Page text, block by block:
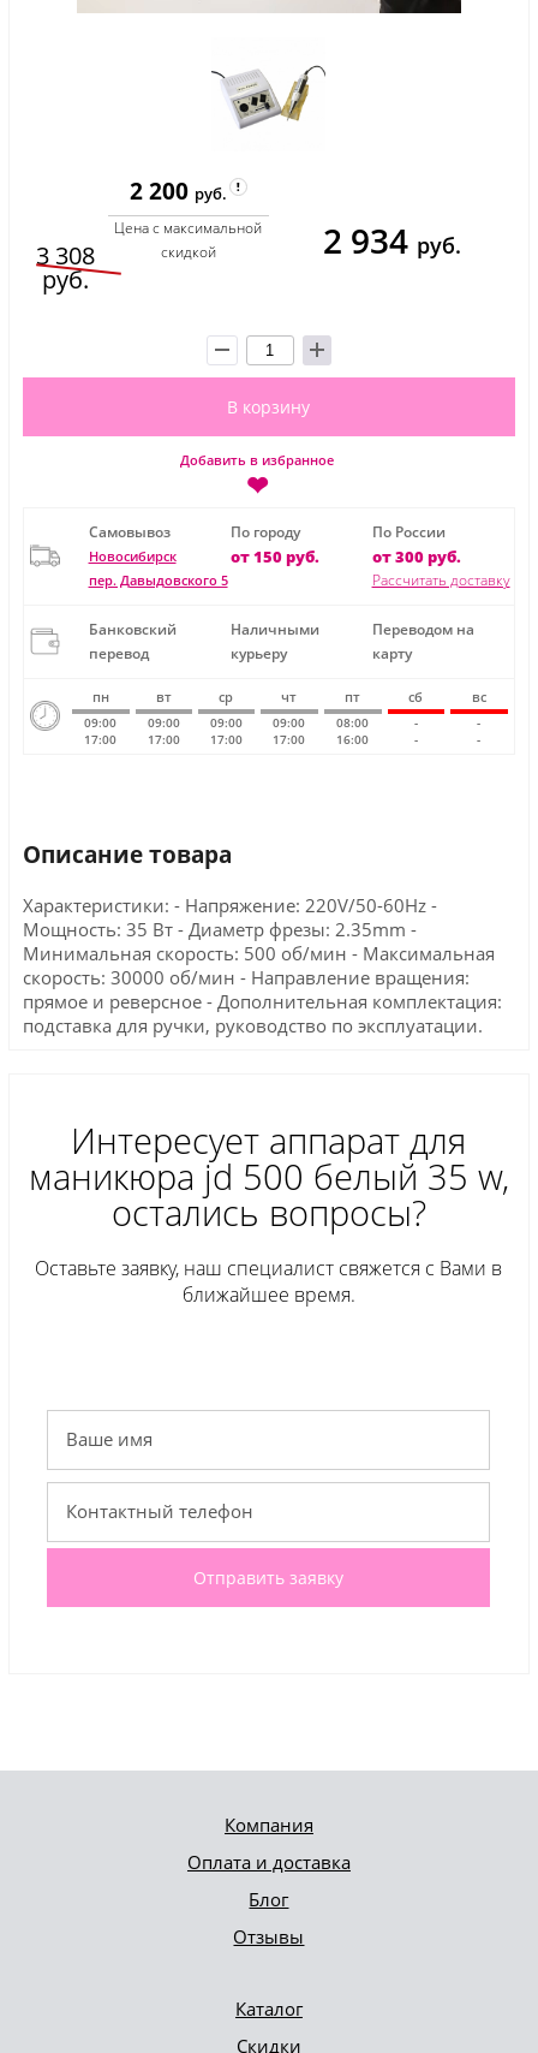
3 308
руб.
2 200 руб.
Цена с максимальной
скидкой
2 934 руб.
В корзину
Добавить в избранное
❤
Самовывоз
Новосибирск
пер. Давыдовского 5
По городу
от 150 руб.
По России
от 300 руб.
Рассчитать доставку
Банковский
перевод
Наличными
курьеру
Переводом на
карту
пн вт ср чт пт сб вс
09:00
17:00
09:00
17:00
09:00
17:00
09:00
17:00
08:00
16:00
-
-
-
-
Описание товара
Характеристики: - Напряжение: 220V/50-60Hz -
Мощность: 35 Вт - Диаметр фрезы: 2.35mm -
Минимальная скорость: 500 об/мин - Максимальная
скорость: 30000 об/мин - Направление вращения:
прямое и реверсное - Дополнительная комплектация:
подставка для ручки, руководство по эксплуатации.
Интересует аппарат для
маникюра jd 500 белый 35 w,
остались вопросы?
Оставьте заявку, наш специалист свяжется с Вами в
ближайшее время.
Отправить заявку
Компания
Оплата и доставка
Блог
Отзывы
Каталог
Скидки